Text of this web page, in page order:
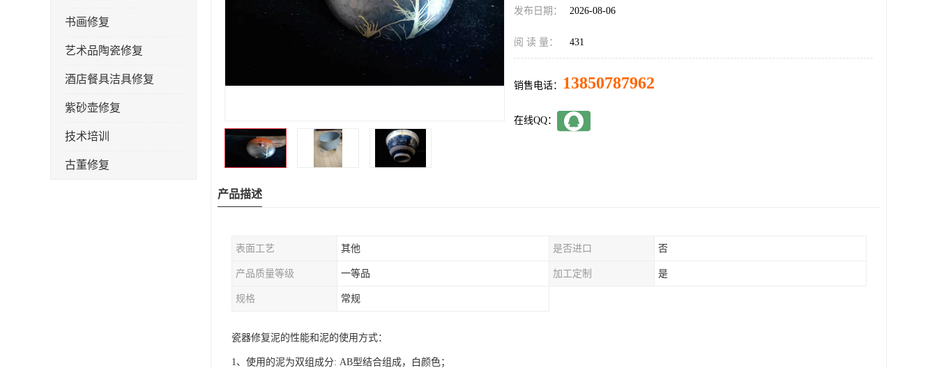
书画修复
艺术品陶瓷修复
酒店餐具洁具修复
紫砂壶修复
技术培训
古董修复
发布日期： 2026-08-06
阅 读 量： 431
销售电话： 13850787962
在线QQ：
产品描述
表面工艺 其他 是否进口 否
产品质量等级 一等品 加工定制 是
规格 常规
瓷器修复泥的性能和泥的使用方式：
1、使用的泥为双组成分: AB型结合组成，白颜色；